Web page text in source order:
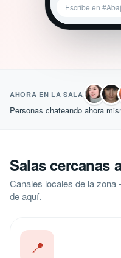
Escribe en
AHORA EN LA SALA
Personas chateando ahora
Salas cercanas
Canales locales de la
de aquí.
📍